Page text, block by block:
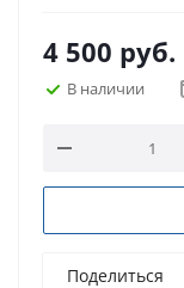
4 500 руб.
В наличии
Поделиться